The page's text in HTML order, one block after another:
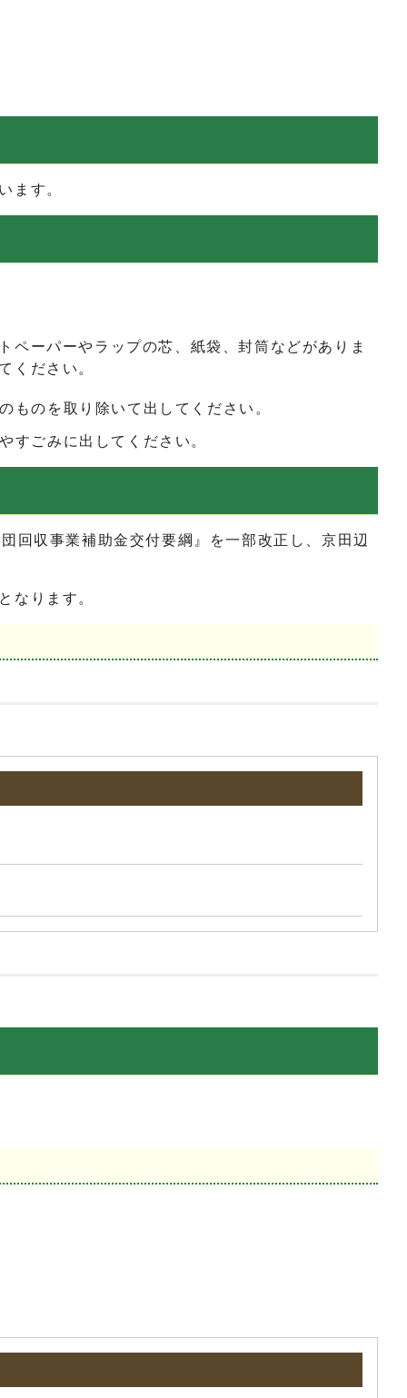
ます。
ーパーやラップの芯、紙袋、封筒などがありま
ください。
ものを取り除いて出してください。
すごみに出してください。
収事業補助金交付要綱』を一部改正し、京田辺
なります。